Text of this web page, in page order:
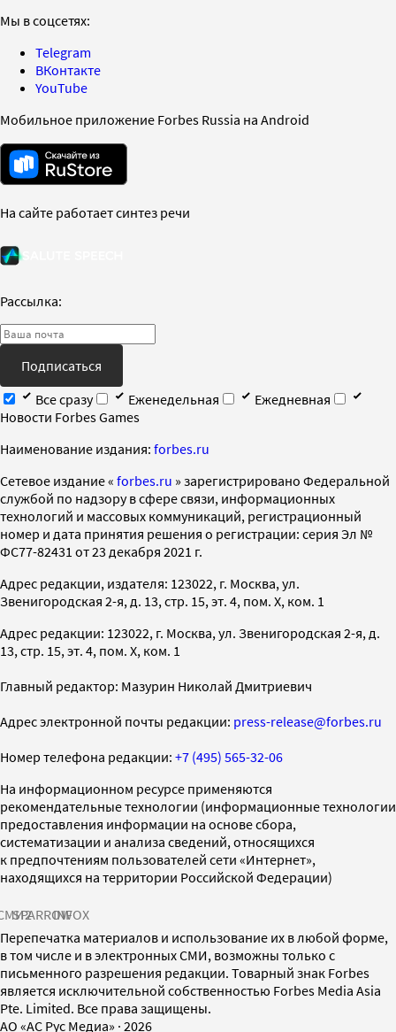
Мы в соцсетях:
Telegram
ВКонтакте
YouTube
Мобильное приложение Forbes Russia на Android
На сайте работает синтез речи
Рассылка:
Подписаться
Все сразу
Еженедельная
Ежедневная
Новости Forbes Games
Наименование издания: forbes.ru
Cетевое издание « forbes.ru » зарегистрировано Федеральной
службой по надзору в сфере связи, информационных
технологий и массовых коммуникаций, регистрационный
номер и дата принятия решения о регистрации: серия Эл №
ФС77-82431 от 23 декабря 2021 г.
Адрес редакции, издателя: 123022, г. Москва, ул.
Звенигородская 2-я, д. 13, стр. 15, эт. 4, пом. X, ком. 1
Адрес редакции: 123022, г. Москва, ул. Звенигородская 2-я, д.
13, стр. 15, эт. 4, пом. X, ком. 1
Главный редактор: Мазурин Николай Дмитриевич
Адрес электронной почты редакции: press-release@forbes.ru
Номер телефона редакции: +7 (495) 565-32-06
На информационном ресурсе применяются
рекомендательные технологии (информационные технологии
предоставления информации на основе сбора,
систематизации и анализа сведений, относящихся
к предпочтениям пользователей сети «Интернет»,
находящихся на территории Российской Федерации)
SPARROWINFOX
Перепечатка материалов и использование их в любой форме,
в том числе и в электронных СМИ, возможны только с
письменного разрешения редакции. Товарный знак Forbes
является исключительной собственностью Forbes Media Asia
Pte. Limited. Все права защищены.
AO «АС Рус Медиа» · 2026